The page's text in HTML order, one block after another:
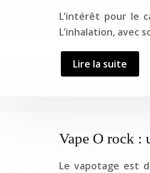
L’intérêt pour le
L’inhalation, avec
Lire la suite
Vape O rock :
Le vapotage est